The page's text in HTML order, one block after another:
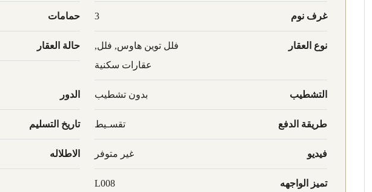
غرف نوم 3 حمامات
نوع العقار
فلل توين هاوس, فلل,
عقارات سكنية
حالة العقار
التشطيب بدون تشطيب الدور
طريقة الدفع تقسـيط تاريخ التسليم
فيديو غير متوفر الاطلاله
تميز الواجهه L008